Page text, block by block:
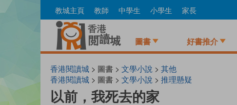
to
教城主頁 教師 中學生 小學生 家長
圖書 好書推介
香港閱讀城 > 圖書 >文學小說 >其他
香港閱讀城 > 圖書 >文學小說 >推理懸疑
以前，我死去的家